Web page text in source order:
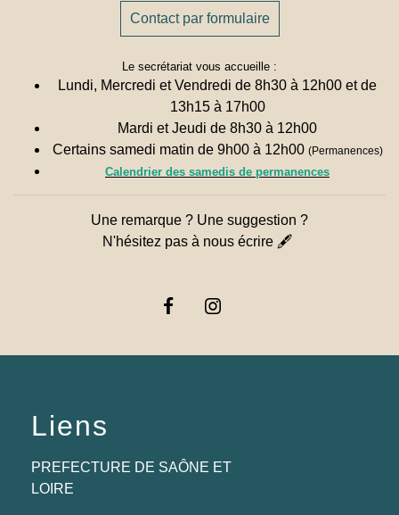
Contact par formulaire
Le secrétariat vous accueille :
Lundi, Mercredi et Vendredi de 8h30 à 12h00 et de
13h15 à 17h00
Mardi et Jeudi de 8h30 à 12h00
Certains samedi matin de 9h00 à 12h00 (Permanences)
Calendrier des samedis de permanences
Une remarque ? Une suggestion ?
N'hésitez pas à nous écrire 🖋
Liens
PREFECTURE DE SAÔNE ET
LOIRE